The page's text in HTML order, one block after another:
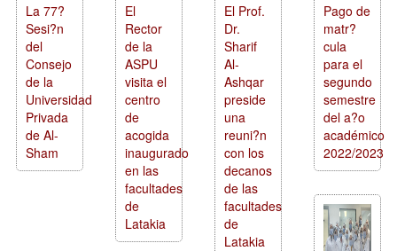
La 77?
Sesi?n
del
Consejo
de la
Universidad
Privada
de Al-
Sham
El
Rector
de la
ASPU
visita el
centro
de
acogida
inaugurado
en las
facultades
de
Latakia
El Prof.
Dr.
Sharif
Al-
Ashqar
preside
una
reuni?n
con los
decanos
de las
facultades
de
Latakia
Pago de
matr?
cula
para el
segundo
semestre
del a?o
académico
2022/2023